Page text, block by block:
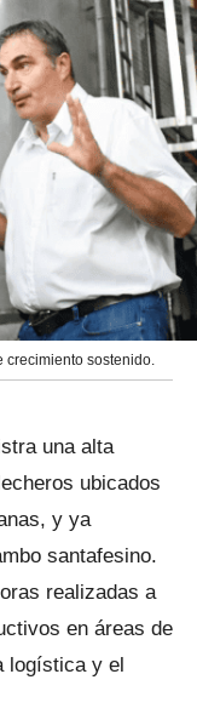
crecimiento sostenido.
una alta
ubicados
y ya
santafesino.
realizadas a
en áreas de
logística y el